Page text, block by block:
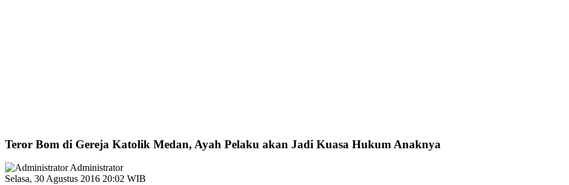
Teror Bom di Gereja Katolik Medan, Ayah Pelaku akan Jadi Kuasa Hukum Anaknya
Administrator
Selasa, 30 Agustus 2016 20:02 WIB